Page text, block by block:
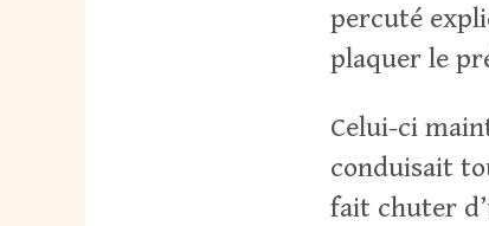
percuté
plaquer le
Celui-ci
conduisait
fait chuter